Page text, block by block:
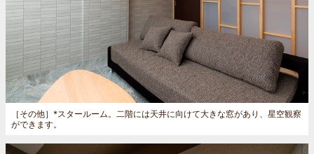
［その他］ *スタールーム。二階には天井に向けて大きな窓があり、星空観察
ができます。